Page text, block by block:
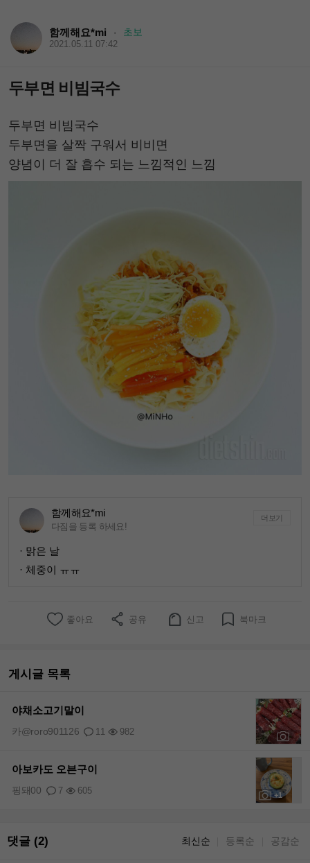
함께해요*mi · 초보
2021.05.11 07:42
두부면 비빔국수
두부면 비빔국수
두부면을 살짝 구워서 비비면
양념이 더 잘 흡수 되는 느낌적인 느낌
함께해요*mi
다짐을 등록 하세요!
더보기
· 맑은 날
· 체중이 ㅠㅠ
좋아요 공유 신고 북마크
게시글 목록
야채소고기말이
11 982
카@roro901126
+1
아보카도 오븐구이
7 605
핑돼00
댓글 (2) 최신순 등록순 공감순